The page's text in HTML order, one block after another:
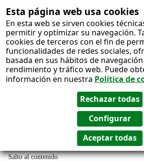
Esta página web usa cookies
En esta web se sirven cookies
permitir y optimizar su navegación.
cookies de terceros con el fin de
funcionalidades de redes sociales,
basada en sus hábitos de
rendimiento y tráfico web. Puede
información en nuestra Política de
Salto al contenido